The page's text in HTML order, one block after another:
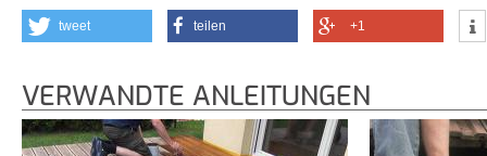
tweet teilen +1
VERWANDTE ANLEITUNGEN